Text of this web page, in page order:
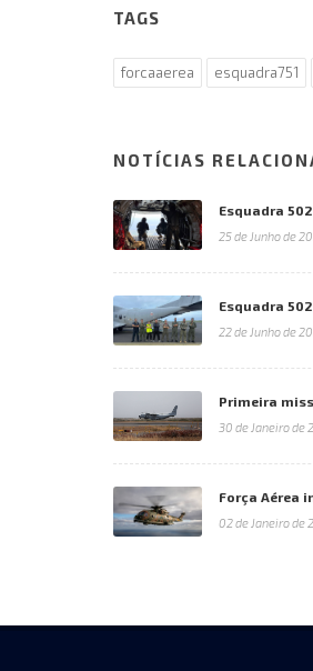
TAGS
forcaaerea esquadra751
NOTÍCIAS
Esquadra
25 de Junho de
Esquadra
22 de Junho de
Primeira
30 de Janeiro de
Força Aérea
02 de Janeiro de